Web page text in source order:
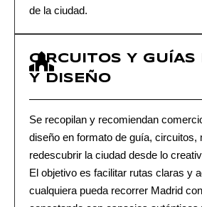
de la ciudad.
CIRCUITOS Y GUÍAS
Y DISEÑO
Se recopilan y recomiendan
diseño en formato de guía, circuitos,
redescubrir la ciudad desde lo
El objetivo es facilitar rutas claras y
cualquiera pueda recorrer Madrid